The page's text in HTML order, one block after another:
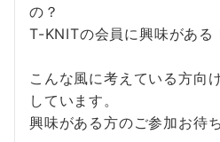
の？
T-KNITの会員に興味がある
こんな風に考えている方向
しています。
興味がある方のご参加お待